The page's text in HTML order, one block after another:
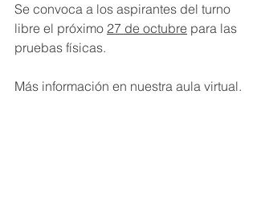
Se convoca a los aspirantes del turno
libre el próximo 27 de octubre para las
pruebas físicas.
Más información en nuestra aula virtual.